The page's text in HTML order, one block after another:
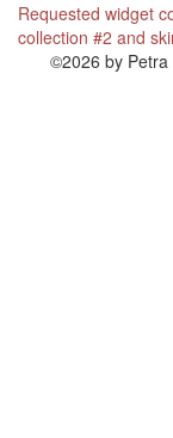
Requested widget
collection #2 and
©2026 by Petra